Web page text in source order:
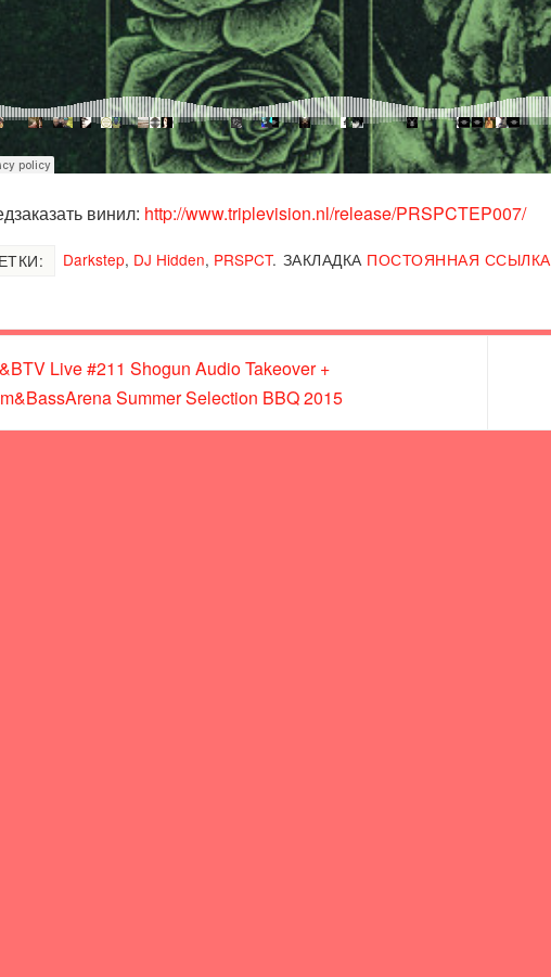
винил: http://www.triplevision.nl/release/PRSPCTEP007/
Darkstep, DJ Hidden, PRSPCT. ЗАКЛАДКА ПОСТОЯННАЯ ССЫЛКА
Live #211 Shogun Audio Takeover +
Summer Selection BBQ 2015